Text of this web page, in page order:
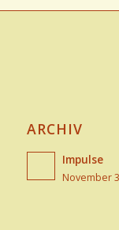
ARCHIV
Impulse
November